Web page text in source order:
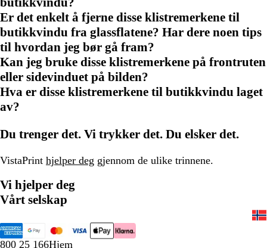
Er det enkelt å fjerne disse klistremerkene til
butikkvindu fra glassflatene? Har dere noen tips
til hvordan jeg bør gå fram?
Kan jeg bruke disse klistremerkene på frontruten
eller sidevinduet på bilden?
Hva er disse klistremerkene til butikkvindu laget
av?
Du trenger det. Vi trykker det. Du elsker det.
VistaPrint hjelper deg gjennom de ulike trinnene.
Vi hjelper deg
Vårt selskap
800 25 166Hjem